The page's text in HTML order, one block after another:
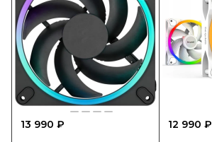
13 990 ₽ 12 990 ₽